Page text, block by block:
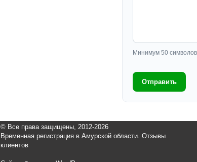
Минимум 50
Отправить
© Все права защищены, 2012-2026
Временная регистрация в Амурской области. Отзывы
клиентов